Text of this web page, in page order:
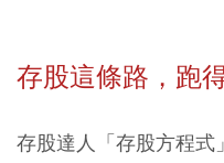
存股這條路，跑
存股達人「存股方程式